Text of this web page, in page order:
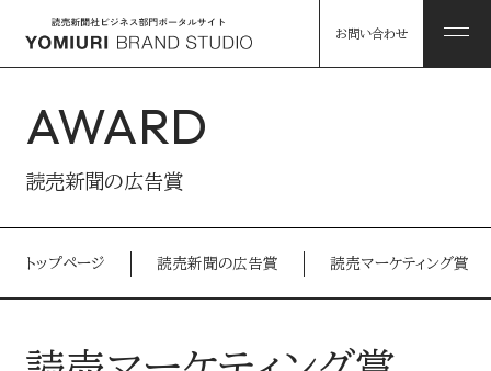
ABOUT
私たちについて トップ
HINTS
お問い合わせ
AWARD
読売新聞の広告賞
トップページ 読売新聞の広告賞 読売マーケティング賞